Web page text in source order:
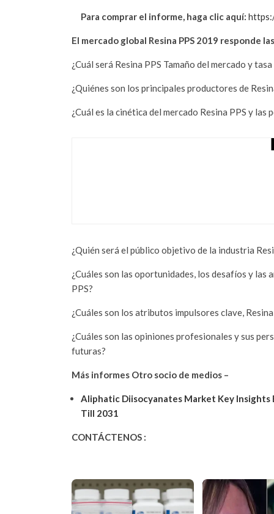
Para comprar el informe, haga clic aquí:
El mercado global Resina PPS 2019 responde
¿Cuál será Resina PPS Tamaño del mercado y
¿Quiénes son los principales productores de
¿Cuál es la cinética del mercado Resina PPS y las
¿Quién será el público objetivo de la industria
¿Cuáles son las oportunidades, los desafíos y las
PPS?
¿Cuáles son los atributos impulsores clave,
¿Cuáles son las opiniones profesionales y sus
futuras?
Más informes Otro socio de medios –
Aliphatic Diisocyanates Market Key Insights
Till 2031
CONTÁCTENOS :